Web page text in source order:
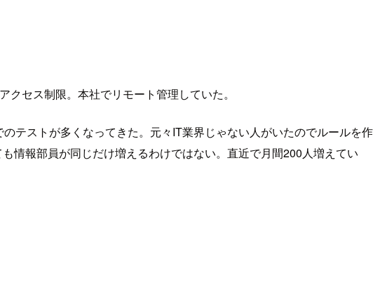
セス制限。本社でリモート管理していた。
テストが多くなってきた。元々IT業界じゃない人がいたのでルールを作
情報部員が同じだけ増えるわけではない。直近で月間200人増えてい